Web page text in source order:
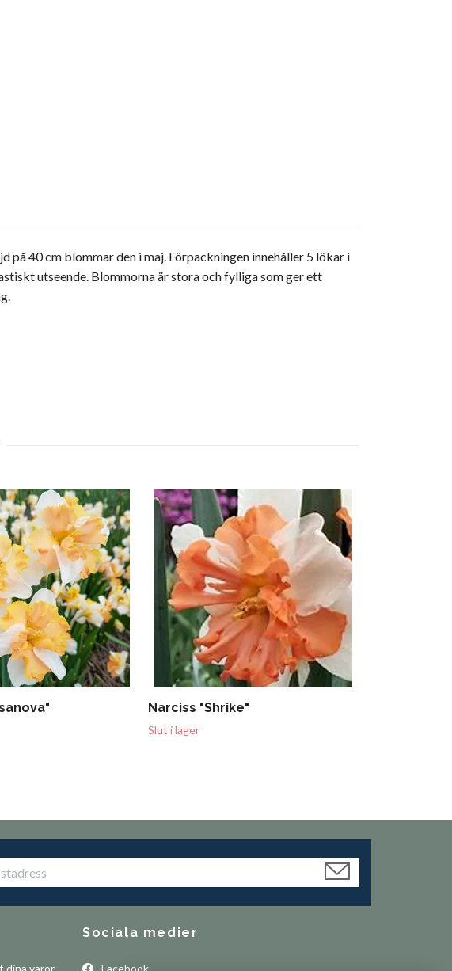
40 cm blommar den i maj. Förpackningen innehåller 5 lökar i
utseende. Blommorna är stora och fylliga som ger ett
Narciss "Shrike"
Slut i lager
dina varor
Sociala medier
Facebook